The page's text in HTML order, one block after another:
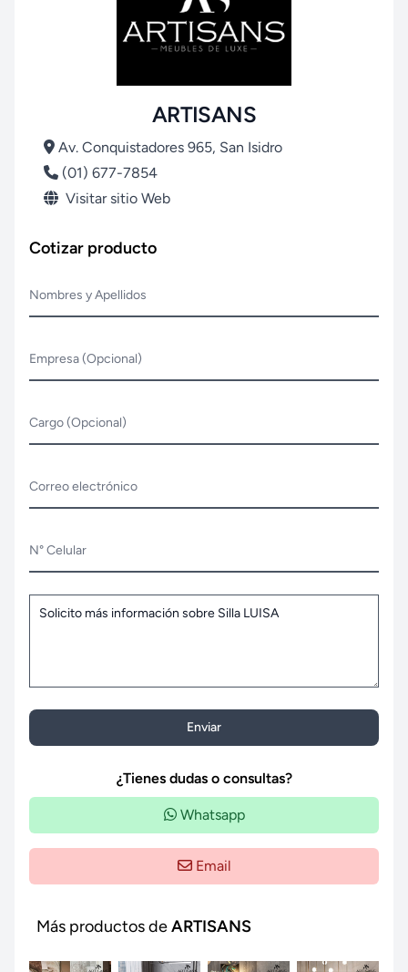
ARTISANS
Av. Conquistadores 965, San Isidro
(01) 677-7854
Visitar sitio Web
Cotizar producto
Nombres y Apellidos
Empresa (Opcional)
Cargo (Opcional)
Correo electrónico
N° Celular
Enviar
¿Tienes dudas o consultas?
Whatsapp
Email
Más productos deARTISANS